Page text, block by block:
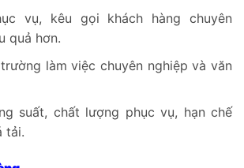
vụ, kêu gọi khách hàng chuyên
quả hơn.
làm việc chuyên nghiệp và văn
suất, chất lượng phục vụ, hạn chế
tải.